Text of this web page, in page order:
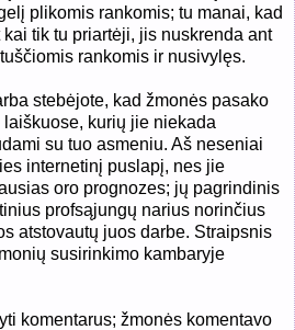
plikomis rankomis; tu manai, kad
tik tu priartėji, jis nuskrenda ant
rankomis ir nusivylęs.
stebėjote, kad žmonės pasako
kurių jie niekada
su tuo asmeniu. Aš neseniai
internetinį puslapį, nes jie
oro prognozes; jų pagrindinis
profsąjungų narius norinčius
atstovautų juos darbe. Straipsnis
susirinkimo kambaryje
komentarus; žmonės komentavo